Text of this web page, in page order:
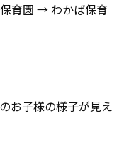
育園 → わかば保育
お子様の様子が見え